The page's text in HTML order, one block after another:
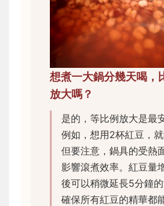
想煮一大鍋分幾天喝，
放大嗎？
是的，等比例放大是最
例如，想用2杯紅豆，就
但要注意，鍋具的受熱
影響滾煮效率。紅豆量
後可以稍微延長5分鐘的
確保所有紅豆的精華都